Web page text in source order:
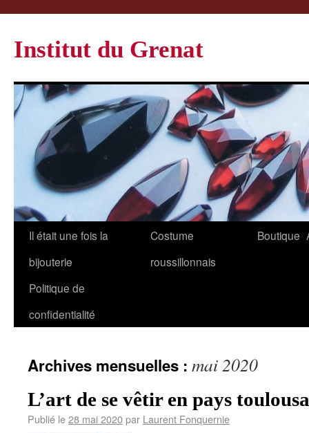
Institut du Grenat
Il était une fois la
bijouterie
Costume
roussillonnais
Boutique
Politique de
confidentialité
Archives mensuelles : mai 2020
L’art de se vêtir en pays
Publié le28 mai 2020par Laurent Fonquernie